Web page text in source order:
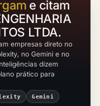
e citam
LTDA.
empresas direto no
no Gemini e no
dizem
prático para
Gemini